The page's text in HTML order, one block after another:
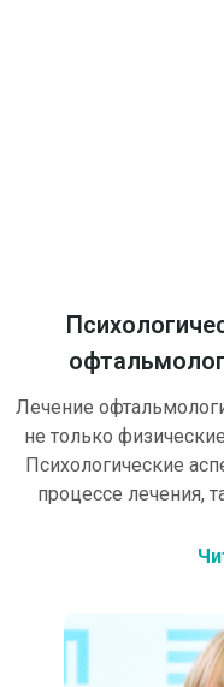
Лечение
не только
Психологические
процессе лечения,